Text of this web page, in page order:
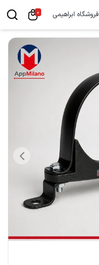
فروشگاه ابراهیمی 0